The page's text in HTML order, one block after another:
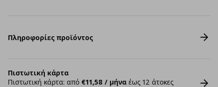
Πληροφορίες προϊόντος
Πιστωτική κάρτα
Πιστωτική κάρτα: από €11,58 / μήνα έως 12 άτοκες